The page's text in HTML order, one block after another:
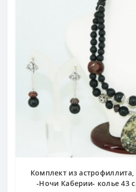
Комплект из
-Ночи Каберии- колье 43